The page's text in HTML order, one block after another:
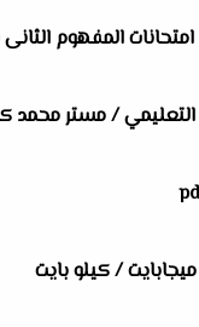
امتحانات المفهوم
التعليمي / مستر محمد
/ كيلو بايت